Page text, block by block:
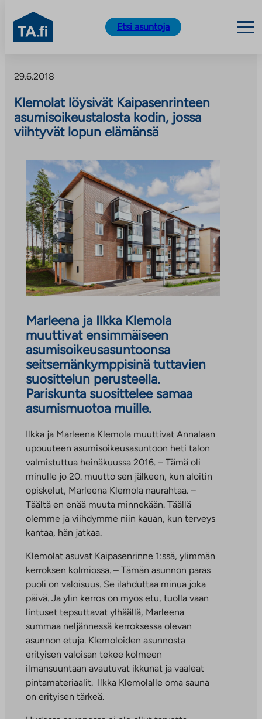
sisältöön
TA.fi
Etsi asuntoja
29.6.2018
Klemolat löysivät Kaipasenrinteen
asumisoikeustalosta kodin, jossa
viihtyvät lopun elämänsä
Marleena ja Ilkka Klemola
muuttivat ensimmäiseen
asumisoikeusasuntoonsa
seitsemänkymppisinä tuttavien
suosittelun perusteella.
Pariskunta suosittelee samaa
asumismuotoa muille.
Ilkka ja Marleena Klemola muuttivat Annalaan
upouuteen asumisoikeusasuntoon heti talon
valmistuttua heinäkuussa 2016. – Tämä oli
minulle jo 20. muutto sen jälkeen, kun aloitin
opiskelut, Marleena Klemola naurahtaa. –
Täältä en enää muuta minnekään. Täällä
olemme ja viihdymme niin kauan, kun terveys
kantaa, hän jatkaa.
Klemolat asuvat Kaipasenrinne 1:ssä, ylimmän
kerroksen kolmiossa. – Tämän asunnon paras
puoli on valoisuus. Se ilahduttaa minua joka
päivä. Ja ylin kerros on myös etu, tuolla vaan
lintuset tepsuttavat ylhäällä, Marleena
summaa neljännessä kerroksessa olevan
asunnon etuja. Klemoloiden asunnosta
erityisen valoisan tekee kolmeen
ilmansuuntaan avautuvat ikkunat ja vaaleat
pintamateriaalit. Ilkka Klemolalle oma sauna
on erityisen tärkeä.